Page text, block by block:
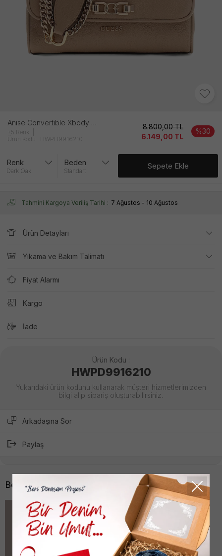
Anıse Convertıble Xbody Flap Kadın Dark Oak Çanta
+5 Renk
Ürün Kodu : HWPD9916210
8.800,00TL
6.149,00 TL
%30
Renk
Dark Oak
Beden
Standart
Sepete Ekle
Tahmini Kargoya Veriliş Tarihi : 7 Ağustos - 10 Ağustos
Ürün Detayları
Yıkama ve Bakım Talimatı
Fiyat Alarmı
Kargo
İade
Ürün Kodu :
HWPD9916210
Yukarıdaki ürün kodunu kullanarak müşteri hizmetlerimizden
bilgi alıp sipariş oluşturabilirsiniz.
Arkadaşına Sor
Paylaş
Benzer Ürünler